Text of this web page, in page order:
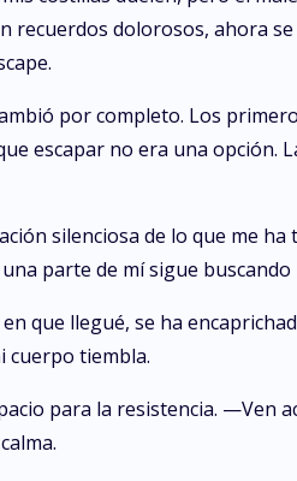
recuerdos dolorosos, ahora
por completo. Los
escapar no era una opción.
silenciosa de lo que me ha
parte de mí sigue
que llegué, se ha
cuerpo tiembla.
para la resistencia. —Ven